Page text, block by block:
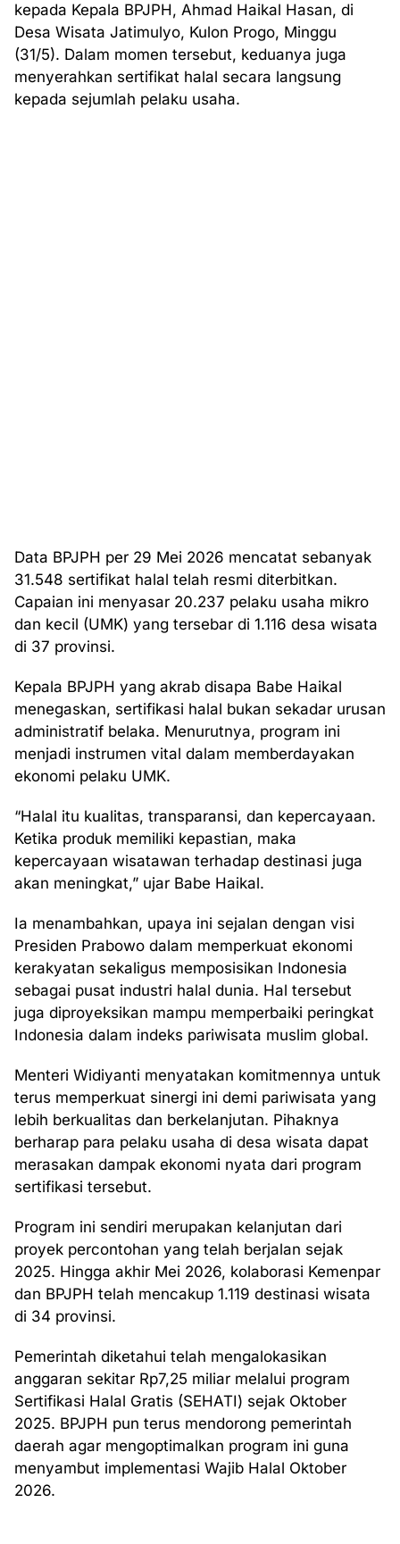
kepada Kepala BPJPH, Ahmad Haikal Hasan, di
Desa Wisata Jatimulyo, Kulon Progo, Minggu
(31/5). Dalam momen tersebut, keduanya juga
menyerahkan sertifikat halal secara langsung
kepada sejumlah pelaku usaha.
Data BPJPH per 29 Mei 2026 mencatat sebanyak
31.548 sertifikat halal telah resmi diterbitkan.
Capaian ini menyasar 20.237 pelaku usaha mikro
dan kecil (UMK) yang tersebar di 1.116 desa wisata
di 37 provinsi.
Kepala BPJPH yang akrab disapa Babe Haikal
menegaskan, sertifikasi halal bukan sekadar urusan
administratif belaka. Menurutnya, program ini
menjadi instrumen vital dalam memberdayakan
ekonomi pelaku UMK.
“Halal itu kualitas, transparansi, dan kepercayaan.
Ketika produk memiliki kepastian, maka
kepercayaan wisatawan terhadap destinasi juga
akan meningkat,” ujar Babe Haikal.
Ia menambahkan, upaya ini sejalan dengan visi
Presiden Prabowo dalam memperkuat ekonomi
kerakyatan sekaligus memposisikan Indonesia
sebagai pusat industri halal dunia. Hal tersebut
juga diproyeksikan mampu memperbaiki peringkat
Indonesia dalam indeks pariwisata muslim global.
Menteri Widiyanti menyatakan komitmennya untuk
terus memperkuat sinergi ini demi pariwisata yang
lebih berkualitas dan berkelanjutan. Pihaknya
berharap para pelaku usaha di desa wisata dapat
merasakan dampak ekonomi nyata dari program
sertifikasi tersebut.
Program ini sendiri merupakan kelanjutan dari
proyek percontohan yang telah berjalan sejak
2025. Hingga akhir Mei 2026, kolaborasi Kemenpar
dan BPJPH telah mencakup 1.119 destinasi wisata
di 34 provinsi.
Pemerintah diketahui telah mengalokasikan
anggaran sekitar Rp7,25 miliar melalui program
Sertifikasi Halal Gratis (SEHATI) sejak Oktober
2025. BPJPH pun terus mendorong pemerintah
daerah agar mengoptimalkan program ini guna
menyambut implementasi Wajib Halal Oktober
2026.